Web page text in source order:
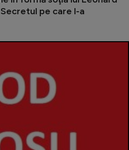
pe care l-a